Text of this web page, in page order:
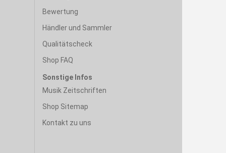
Bewertung
Händler und Sammler
Qualitätscheck
Shop FAQ
Sonstige Infos
Musik Zeitschriften
Shop Sitemap
Kontakt zu uns